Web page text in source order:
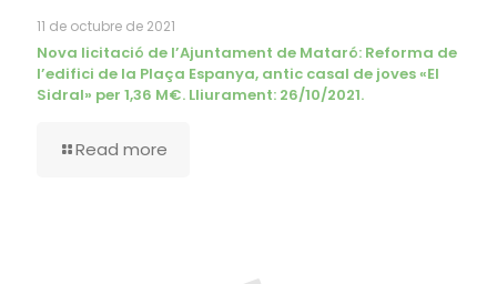
11 de octubre de 2021
Nova licitació de l’Ajuntament de Mataró: Reforma de
l’edifici de la Plaça Espanya, antic casal de joves «El
Sidral» per 1,36 M€. Lliurament: 26/10/2021.
Read more